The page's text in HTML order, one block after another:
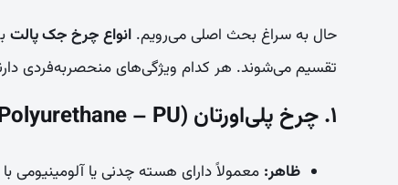
حال به سراغ بحث اصلی می‌رویم.انواع چرخ جک پالت
تقسیم می‌شوند. هر کدام ویژگی‌های منحصربه‌فردی
۱. چرخ پلی‌اورتان (Polyurethane – PU)
ظاهر: معمولاً دارای هسته چدنی یا آلومینیومی